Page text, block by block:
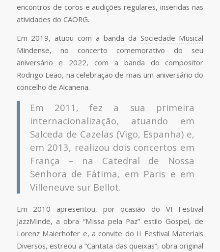
encontros de coros e audições regulares, inseridas nas
atividades do CAORG.
Em 2019, atuou com a banda da Sociedade Musical
Mindense, no concerto comemorativo do seu
aniversário e 2022, com a banda do compositor
Rodrigo Leão, na celebração de mais um aniversário do
concelho de Alcanena.
Em 2011, fez a sua primeira
internacionalização, atuando em
Salceda de Cazelas (Vigo, Espanha) e,
em 2013, realizou dois concertos em
França – na Catedral de Nossa
Senhora de Fátima, em Paris e em
Villeneuve sur Bellot.
Em 2010 apresentou, por ocasião do VI Festival
JazzMinde, a obra “Missa pela Paz” estilo Gospel, de
Lorenz Maierhofer e, a convite do II Festival Materiais
Diversos, estreou a “Cantata das queixas”, obra original